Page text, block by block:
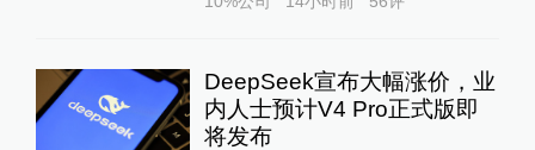
DeepSeek宣布大幅涨价，业
内人士预计V4 Pro正式版即
将发布